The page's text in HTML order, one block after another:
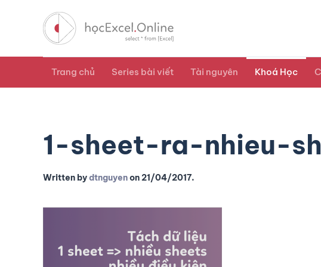
Trang chủ Series bài viết Tài nguyên Khoá Học
1-sheet-ra-nhieu-
Written bydtnguyenon21/04/2017.